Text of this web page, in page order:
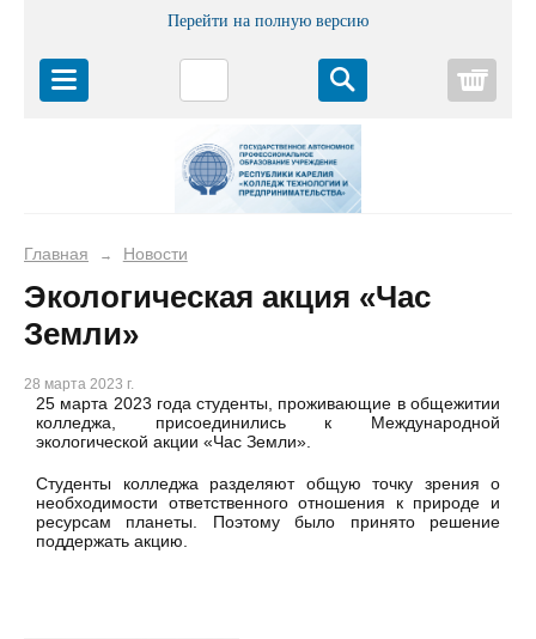
Перейти на полную версию
Главная → Новости
Экологическая акция «Час
Земли»
28 марта 2023 г.
25 марта 2023 года студенты, проживающие в общежитии
колледжа, присоединились к Международной
экологической акции «Час Земли».
Студенты колледжа разделяют общую точку зрения о
необходимости ответственного отношения к природе и
ресурсам планеты. Поэтому было принято решение
поддержать акцию.